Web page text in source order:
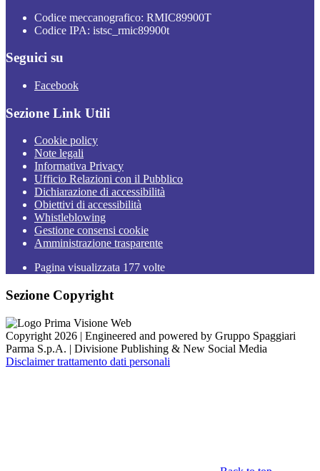
Codice meccanografico: RMIC89900T
Codice IPA: istsc_rmic89900t
Seguici su
Facebook
Sezione Link Utili
Cookie policy
Note legali
Informativa Privacy
Ufficio Relazioni con il Pubblico
Dichiarazione di accessibilità
Obiettivi di accessibilità
Whistleblowing
Gestione consensi cookie
Amministrazione trasparente
Pagina visualizzata 177 volte
Sezione Copyright
Copyright 2026 | Engineered and powered by Gruppo Spaggiari
Parma S.p.A. | Divisione Publishing & New Social Media
Disclaimer trattamento dati personali